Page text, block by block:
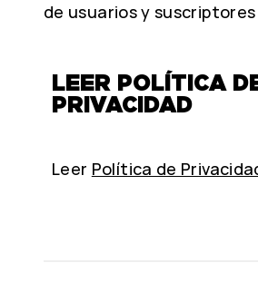
de usuarios y
LEER POLÍTICA
PRIVACIDAD
Leer Política de